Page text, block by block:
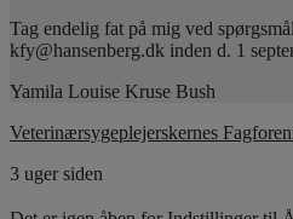
Tag endelig fat på mig ved
kfy@hansenberg.dk inden d. 1
Yamila Louise Kruse Bush
Veterinærsygeplejerskernes
3 uger siden